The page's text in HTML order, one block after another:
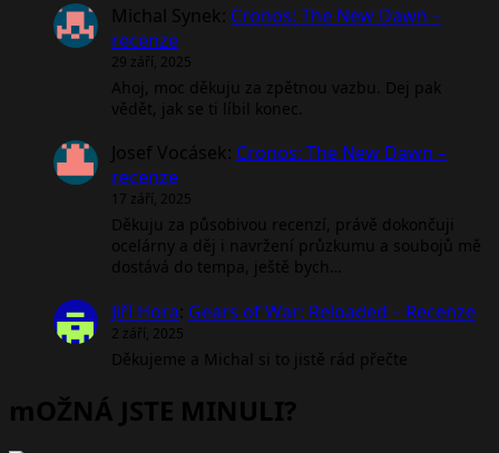
Michal Synek: Cronos: The New Dawn –
recenze
29 září, 2025
Ahoj, moc děkuju za zpětnou vazbu. Dej pak
vědět, jak se ti líbil konec.
Josef Vocásek: Cronos: The New Dawn –
recenze
17 září, 2025
Děkuju za působivou recenzí, právě dokončuji
ocelárny a děj i navržení průzkumu a soubojů mě
dostává do tempa, ještě bych…
Jiří Hora: Gears of War: Reloaded – Recenze
2 září, 2025
Děkujeme a Michal si to jistě rád přečte
mOŽNÁ JSTE MINULI?